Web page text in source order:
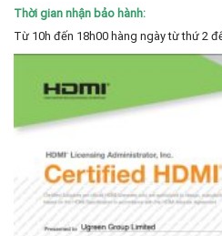
Thời gian nhận bảo hành:
Từ 10h đến 18h00 hàng ngày từ thứ 2